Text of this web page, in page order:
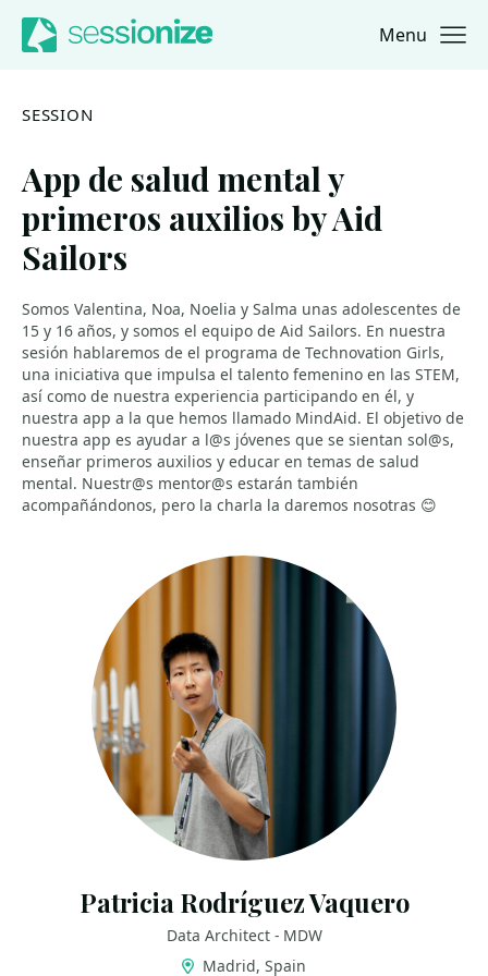
Jump to navigation
Jump to content Menu
SESSION
App de salud mental y
primeros auxilios by Aid
Sailors
Somos Valentina, Noa, Noelia y Salma unas adolescentes de
15 y 16 años, y somos el equipo de Aid Sailors. En nuestra
sesión hablaremos de el programa de Technovation Girls,
una iniciativa que impulsa el talento femenino en las STEM,
así como de nuestra experiencia participando en él, y
nuestra app a la que hemos llamado MindAid. El objetivo de
nuestra app es ayudar a l@s jóvenes que se sientan sol@s,
enseñar primeros auxilios y educar en temas de salud
mental. Nuestr@s mentor@s estarán también
acompañándonos, pero la charla la daremos nosotras 😊
Patricia Rodríguez Vaquero
Data Architect - MDW
Madrid, Spain